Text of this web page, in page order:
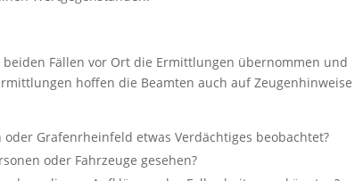
Fällen vor Ort die Ermittlungen übernommen und
hoffen die Beamten auch auf Zeugenhinweise
Grafenrheinfeld etwas Verdächtiges beobachtet?
oder Fahrzeuge gesehen?